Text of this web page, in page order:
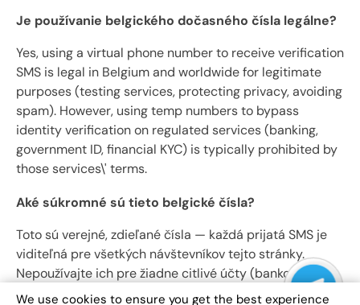
Je používanie belgického dočasného čísla legálne?
Yes, using a virtual phone number to receive verification
SMS is legal in Belgium and worldwide for legitimate
purposes (testing services, protecting privacy, avoiding
spam). However, using temp numbers to bypass
identity verification on regulated services (banking,
government ID, financial KYC) is typically prohibited by
those services\' terms.
Aké súkromné ​​sú tieto belgické čísla?
Toto sú verejné, zdieľané čísla — každá prijatá SMS je
viditeľná pre všetkých návštevníkov tejto stránky.
Nepoužívajte ich pre žiadne citlivé účty (bankovanie,
primárny e-mail, vládne služby). Sú určené len pre nízko
We use cookies to ensure you get the best experience